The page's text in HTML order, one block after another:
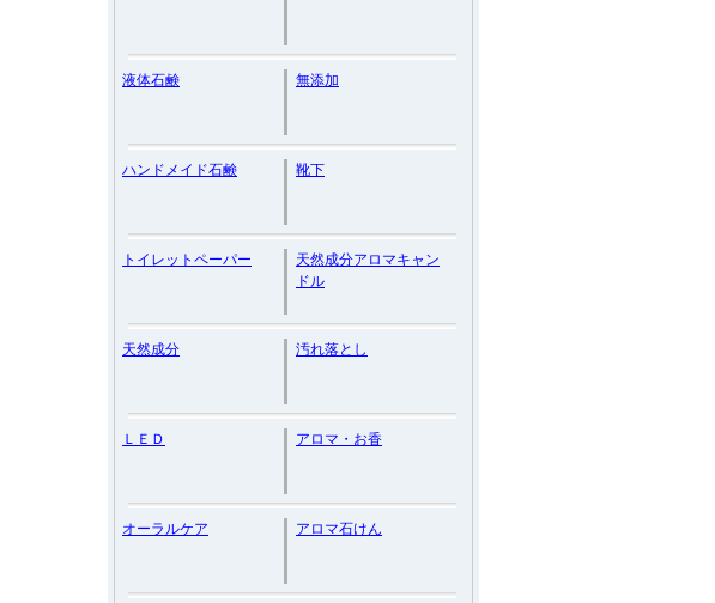
液体石鹸 無添加
ハンドメイド石鹸 靴下
トイレットペーパー
天然成分アロマキャン
ドル
天然成分 汚れ落とし
ＬＥＤ アロマ・お香
オーラルケア アロマ石けん